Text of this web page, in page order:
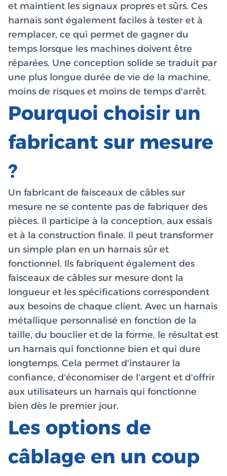
et maintient les signaux propres et sûrs. Ces
harnais sont également faciles à tester et à
remplacer, ce qui permet de gagner du
temps lorsque les machines doivent être
réparées. Une conception solide se traduit par
une plus longue durée de vie de la machine,
moins de risques et moins de temps d'arrêt.
Pourquoi choisir un
fabricant sur mesure
?
Un fabricant de faisceaux de câbles sur
mesure ne se contente pas de fabriquer des
pièces. Il participe à la conception, aux essais
et à la construction finale. Il peut transformer
un simple plan en un harnais sûr et
fonctionnel. Ils fabriquent également des
faisceaux de câbles sur mesure dont la
longueur et les spécifications correspondent
aux besoins de chaque client. Avec un harnais
métallique personnalisé en fonction de la
taille, du bouclier et de la forme, le résultat est
un harnais qui fonctionne bien et qui dure
longtemps. Cela permet d'instaurer la
confiance, d'économiser de l'argent et d'offrir
aux utilisateurs un harnais qui fonctionne
bien dès le premier jour.
Les options de
câblage en un coup